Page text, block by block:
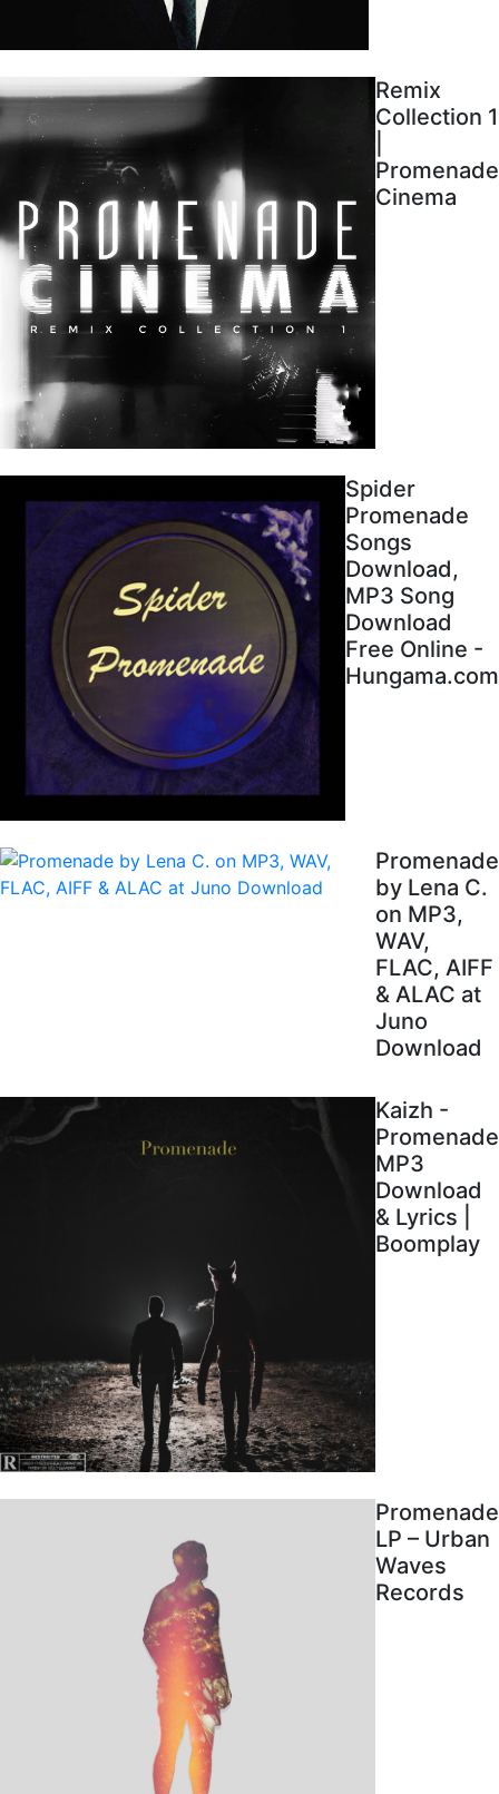
Remix
Collection 1
Promenade
Cinema
Spider
Promenade
Songs
Download,
MP3 Song
Download
Free Online -
Hungama.com
Promenade
by Lena C.
on MP3,
WAV,
FLAC, AIFF
& ALAC at
Juno
Download
Kaizh -
Promenade
MP3
Download
& Lyrics |
Boomplay
Promenade
LP – Urban
Waves
Records